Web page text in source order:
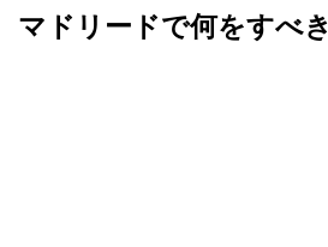
マドリードで何をすべ